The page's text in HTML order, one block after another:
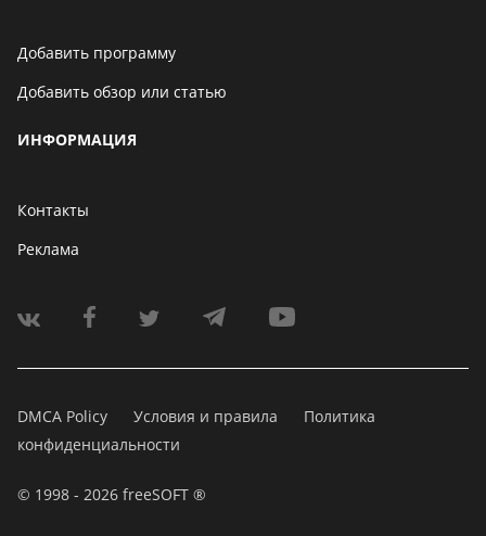
Добавить программу
Добавить обзор или статью
ИНФОРМАЦИЯ
Контакты
Реклама
DMCA Policy Условия и правила
Политика
конфиденциальности
© 1998 - 2026 freeSOFT ®